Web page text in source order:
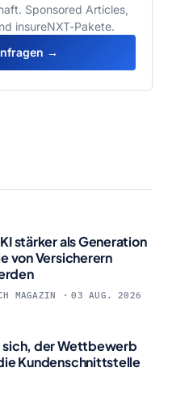
Sponsored Articles,
insureNXT-Pakete.
→
stärker als Generation
von Versicherern
MAGAZIN
03 AUG. 2026
sich, der Wettbewerb
Kundenschnittstelle